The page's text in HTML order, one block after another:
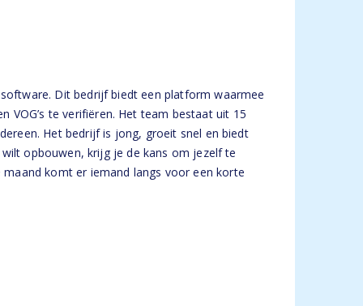
Dit bedrijf biedt een platform waarmee
VOG’s te verifiëren. Het team bestaat uit 15
Het bedrijf is jong, groeit snel en biedt
opbouwen, krijg je de kans om jezelf te
maand komt er iemand langs voor een korte